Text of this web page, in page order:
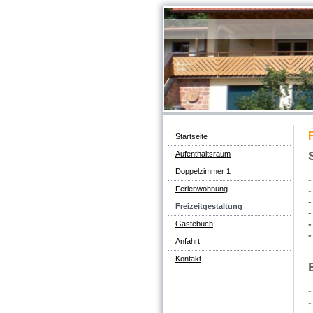
Startseite
Aufenthaltsraum
Doppelzimmer 1
Ferienwohnung
Freizeitgestaltung
Gästebuch
Anfahrt
Kontakt